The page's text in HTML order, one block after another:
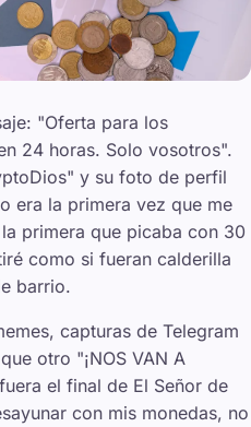
"Oferta para los
24 horas. Solo vosotros".
y su foto de perfil
era la primera vez que me
primera que picaba con 30
como si fueran calderilla
barrio.
capturas de Telegram
otro "¡NOS VAN A
el final de El Señor de
con mis monedas, no